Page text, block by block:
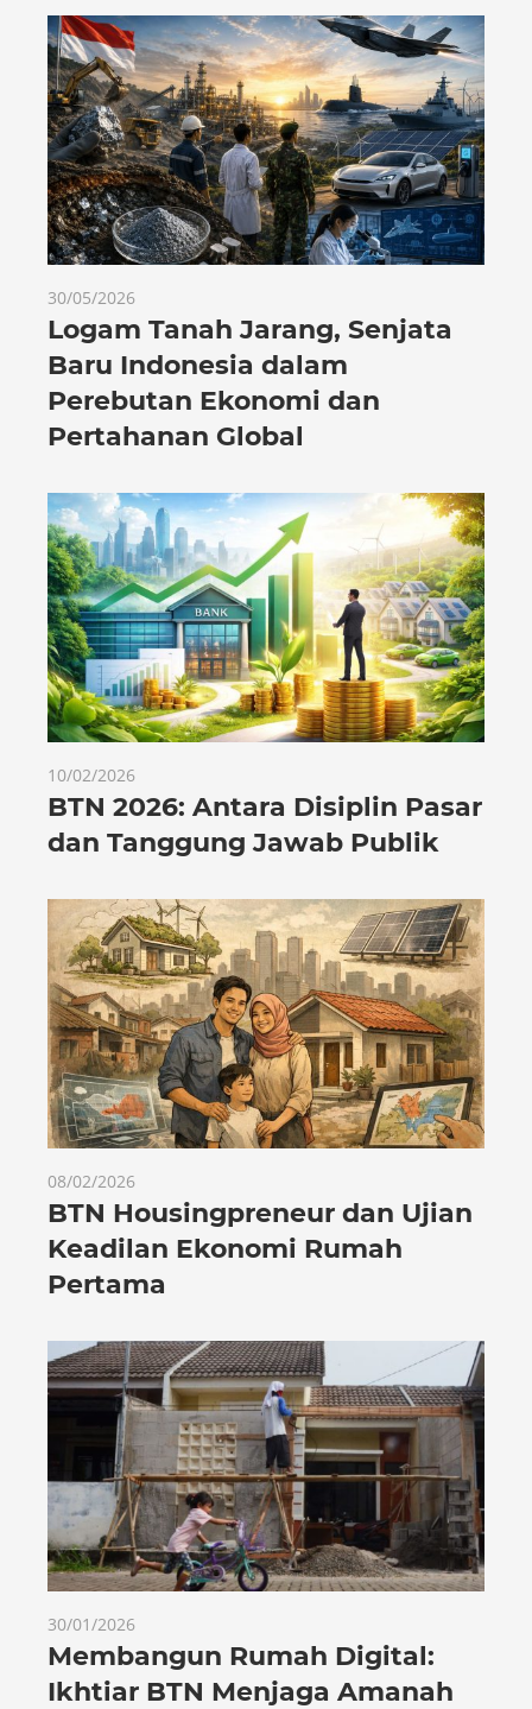
30/05/2026
Logam Tanah Jarang, Senjata
Baru Indonesia dalam
Perebutan Ekonomi dan
Pertahanan Global
10/02/2026
BTN 2026: Antara Disiplin Pasar
dan Tanggung Jawab Publik
08/02/2026
BTN Housingpreneur dan Ujian
Keadilan Ekonomi Rumah
Pertama
30/01/2026
Membangun Rumah Digital:
Ikhtiar BTN Menjaga Amanah